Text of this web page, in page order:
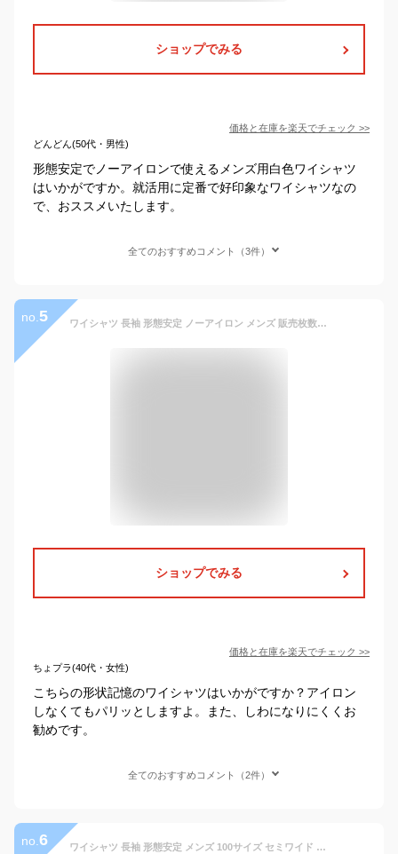
ショップでみる
価格と在庫を楽天でチェック >>
どんどん(50代・男性)
形態安定でノーアイロンで使えるメンズ用白色ワイシャツ
はいかがですか。就活用に定番で好印象なワイシャツなの
で、おススメいたします。
全てのおすすめコメント（3件）
no. 5 ワイシャツ 長袖 形態安定 ノーアイロン メンズ 販売枚数10万枚越えの超形態安定 綿100％ Yシャツ 形状記憶 形状安定 ノンアイロン カッターシャツ ビジネス 結婚式 仕事 ホワイト 白 ブルー 無地 就活 おしゃれ 春夏
ショップでみる
価格と在庫を楽天でチェック >>
ちょプラ(40代・女性)
こちらの形状記憶のワイシャツはいかがですか？アイロン
しなくてもパリッとしますよ。また、しわになりにくくお
勧めです。
全てのおすすめコメント（2件）
no. 6 ワイシャツ 長袖 形態安定 メンズ 100サイズ セミワイド 超形態安定 ノーアイロン 制菌 抗菌 防臭 Yシャツ カッターシャツ ビジネスシャツ シャツ 白シャツ 男性 3L 4L 5L CYGNUS 大きいサイズ 大きい 新生活 【review】 冠婚葬祭 就活